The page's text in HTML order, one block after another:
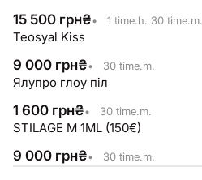
15 500 грн₴• 1 time.h. 30 time.m.
Teosyal Kiss
9 000 грн₴• 30 time.m.
Ялупро глоу піл
1 600 грн₴• 30 time.m.
STILAGE M 1ML (150€)
9 000 грн₴• 30 time.m.